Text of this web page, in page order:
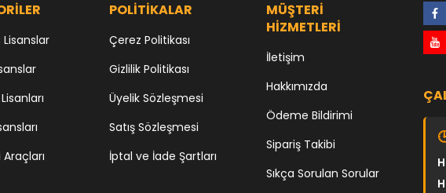
POLİTİKALAR
Çerez Politikası
Gizlilik Politikası
Üyelik Sözleşmesi
Satış Sözleşmesi
İptal ve İade Şartları
MÜŞTERİ
HİZMETLERİ
İletişim
Hakkımızda
Ödeme Bildirimi
Sipariş Takibi
Sıkça Sorulan Sorular